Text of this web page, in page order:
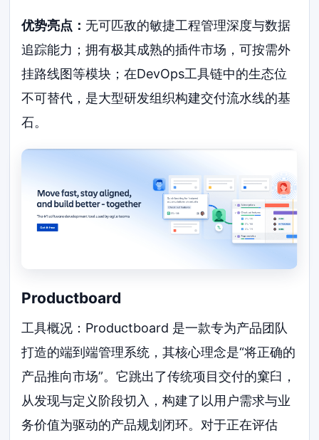
优势亮点： 无可匹敌的敏捷工程管理深度与数据
追踪能力；拥有极其成熟的插件市场，可按需外
挂路线图等模块；在DevOps工具链中的生态位
不可替代，是大型研发组织构建交付流水线的基
石。
Productboard
工具概况：Productboard 是一款专为产品团队
打造的端到端管理系统，其核心理念是“将正确的
产品推向市场”。它跳出了传统项目交付的窠臼，
从发现与定义阶段切入，构建了以用户需求与业
务价值为驱动的产品规划闭环。对于正在评估